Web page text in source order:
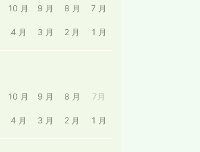
10 月 9 月 8 月 7 月
4 月 3 月 2 月 1 月
10 月 9 月 8 月 7月
4 月 3 月 2 月 1 月